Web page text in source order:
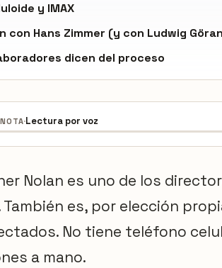
y IMAX
con Hans Zimmer (y con Ludwig
dicen del proceso
·Lectura por voz
Nolan es uno de los
También es, por elección
No tiene teléfono
a mano.